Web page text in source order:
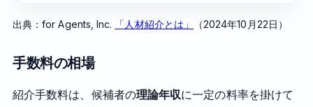
出典：for Agents, Inc. 「人材紹介とは」 （2024年10月22日）
手数料の相場
紹介手数料は、候補者の理論年収に一定の料率を掛けて